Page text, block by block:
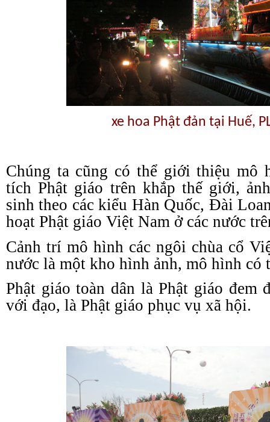
xe hoa Phật đản tại Huế,
Chúng ta cũng có thể giới thiệu mô
tích Phật giáo trên khắp thế giới,
sinh theo các kiểu Hàn Quốc, Đài
hoạt Phật giáo Việt Nam ở các nước
Cảnh trí mô hình các ngôi chùa cổ
nước là một kho hình ảnh, mô hình có
Phật giáo toàn dân là Phật giáo đem
với đạo, là Phật giáo phục vụ xã hội.